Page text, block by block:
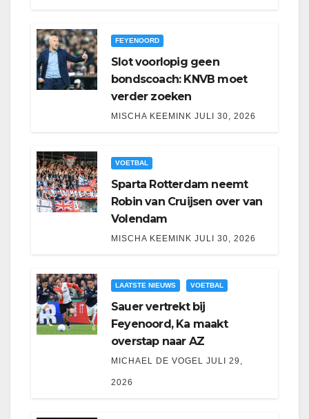
FEYENOORD
Slot voorlopig geen
bondscoach: KNVB moet
verder zoeken
MISCHA KEEMINK JULI 30, 2026
VOETBAL
Sparta Rotterdam neemt
Robin van Cruijsen over van
Volendam
MISCHA KEEMINK JULI 30, 2026
LAATSTE NIEUWS VOETBAL
Sauer vertrekt bij
Feyenoord, Ka maakt
overstap naar AZ
MICHAEL DE VOGEL JULI 29,
2026